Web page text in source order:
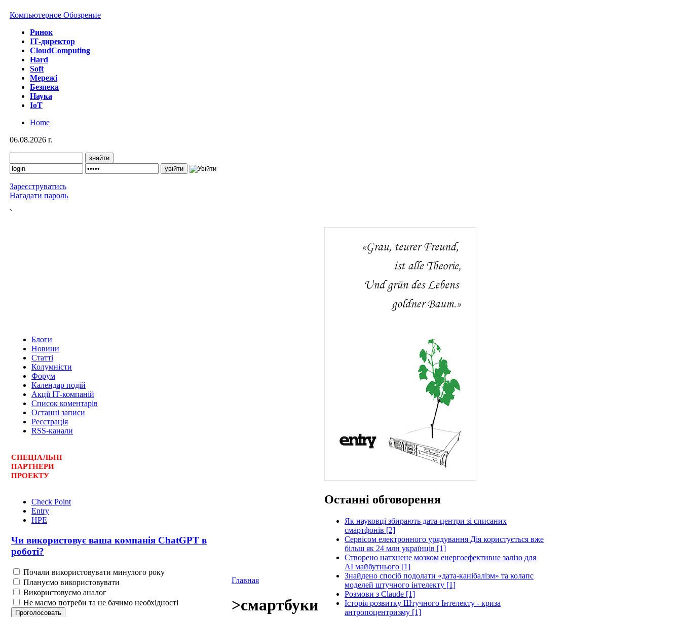
Компьютерное Обозрение
Ринок
IТ-директор
CloudComputing
Hard
Soft
Мережі
Безпека
Наука
IoT
Home
06.08.2026 г.
Зареєструватись
Нагадати пароль
`
Блоги
Новини
Статті
Колумністи
Форум
Календар подій
Акції ІТ-компаній
Список коментарів
Останні записи
Реєстрація
RSS-канали
СПЕЦІАЛЬНІ
ПАРТНЕРИ
ПРОЕКТУ
Check Point
Entry
HPE
Чи використовує ваша компанія ChatGPT в
роботі?
Почали використовувати минулого року
Плануємо використовувати
Використовуємо аналог
Не маємо потреби та не бачимо необхідності
Главная
>смартбуки
Останні обговорення
Як науковці збирають дата-центри зі списаних
смартфонів [2]
Сервісом електронного урядування Дія користується вже
більш як 24 млн українців [1]
Створено натхнене мозком енергоефективне залізо для
AI майбутнього [1]
Знайдено спосіб подолати «дата-канібалізм» та колапс
моделей штучного інтелекту [1]
Розмови з Claude [1]
Історія розвитку Штучного Інтелекту - криза
антропоцентризму [1]